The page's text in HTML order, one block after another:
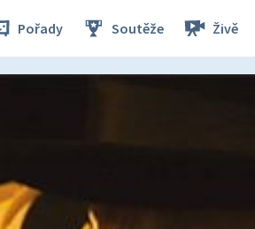
Pořady Soutěže Živě